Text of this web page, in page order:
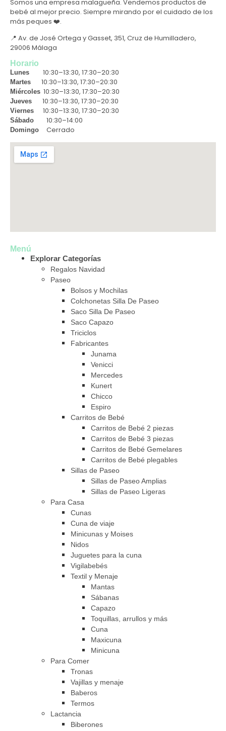
Somos una empresa malagueña. Vendemos productos de
bebé al mejor precio. Siempre mirando por el cuidado de los
más peques ❤️.
📍 Av. de José Ortega y Gasset, 351, Cruz de Humilladero,
29006 Málaga
Horario
Lunes 10:30–13:30, 17:30–20:30
Martes 10:30–13:30, 17:30–20:30
Miércoles 10:30–13:30, 17:30–20:30
Jueves 10:30–13:30, 17:30–20:30
Viernes 10:30–13:30, 17:30–20:30
Sábado 10:30–14:00
Domingo Cerrado
Menú
Explorar Categorías
Regalos Navidad
Paseo
Bolsos y Mochilas
Colchonetas Silla De Paseo
Saco Silla De Paseo
Saco Capazo
Triciclos
Fabricantes
Junama
Venicci
Mercedes
Kunert
Chicco
Espiro
Carritos de Bebé
Carritos de Bebé 2 piezas
Carritos de Bebé 3 piezas
Carritos de Bebé Gemelares
Carritos de Bebé plegables
Sillas de Paseo
Sillas de Paseo Amplias
Sillas de Paseo Ligeras
Para Casa
Cunas
Cuna de viaje
Minicunas y Moises
Nidos
Juguetes para la cuna
Vigilabebés
Textil y Menaje
Mantas
Sábanas
Capazo
Toquillas, arrullos y más
Cuna
Maxicuna
Minicuna
Para Comer
Tronas
Vajillas y menaje
Baberos
Termos
Lactancia
Biberones